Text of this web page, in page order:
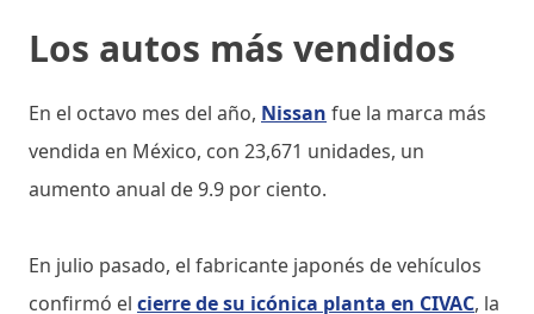
Los autos más vendidos
En el octavo mes del año, Nissan fue la marca más
vendida en México, con 23,671 unidades, un
aumento anual de 9.9 por ciento.
En julio pasado, el fabricante japonés de vehículos
confirmó el cierre de su icónica planta en CIVAC, la